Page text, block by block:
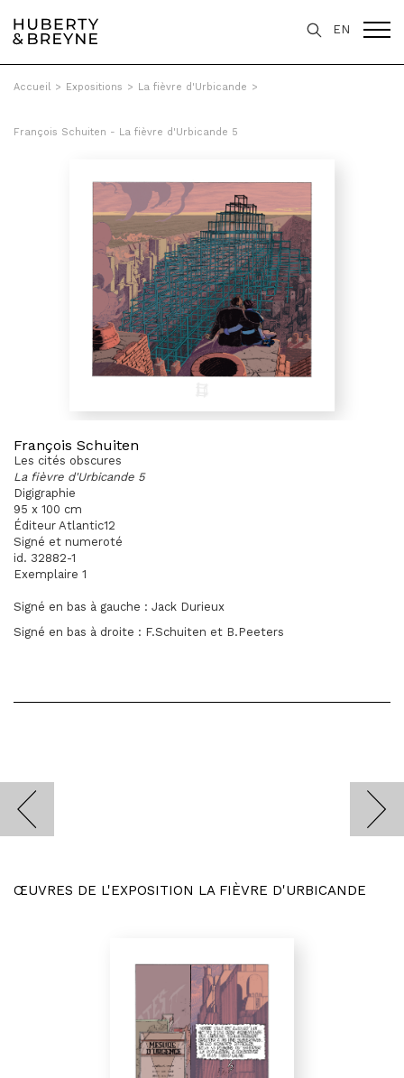
EN
Accueil > Expositions > La fièvre d'Urbicande >
François Schuiten - La fièvre d'Urbicande 5
François Schuiten
Les cités obscures
La fièvre d'Urbicande 5
Digigraphie
95 x 100 cm
Éditeur Atlantic12
Signé et numeroté
id. 32882-1
Exemplaire 1
Signé en bas à gauche : Jack Durieux
Signé en bas à droite : F.Schuiten et B.Peeters
ŒUVRES DE L'EXPOSITION LA FIÈVRE D'URBICANDE